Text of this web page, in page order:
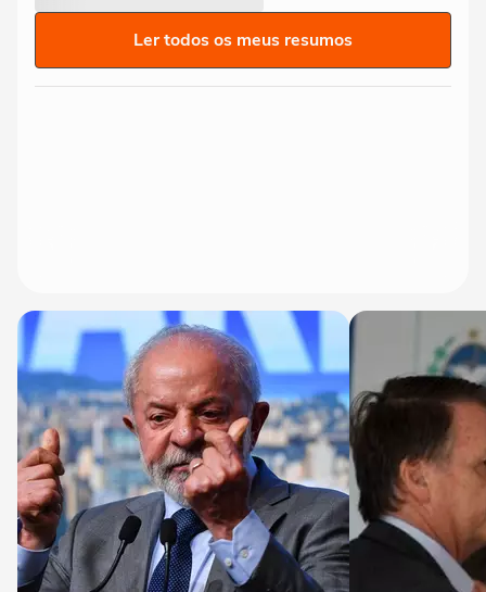
Ler todos os meus resumos